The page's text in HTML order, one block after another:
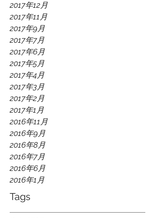
2017年12月
2017年11月
2017年9月
2017年7月
2017年6月
2017年5月
2017年4月
2017年3月
2017年2月
2017年1月
2016年11月
2016年9月
2016年8月
2016年7月
2016年6月
2016年1月
Tags